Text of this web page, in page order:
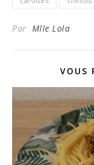
Par Mlle Lola
VOUS